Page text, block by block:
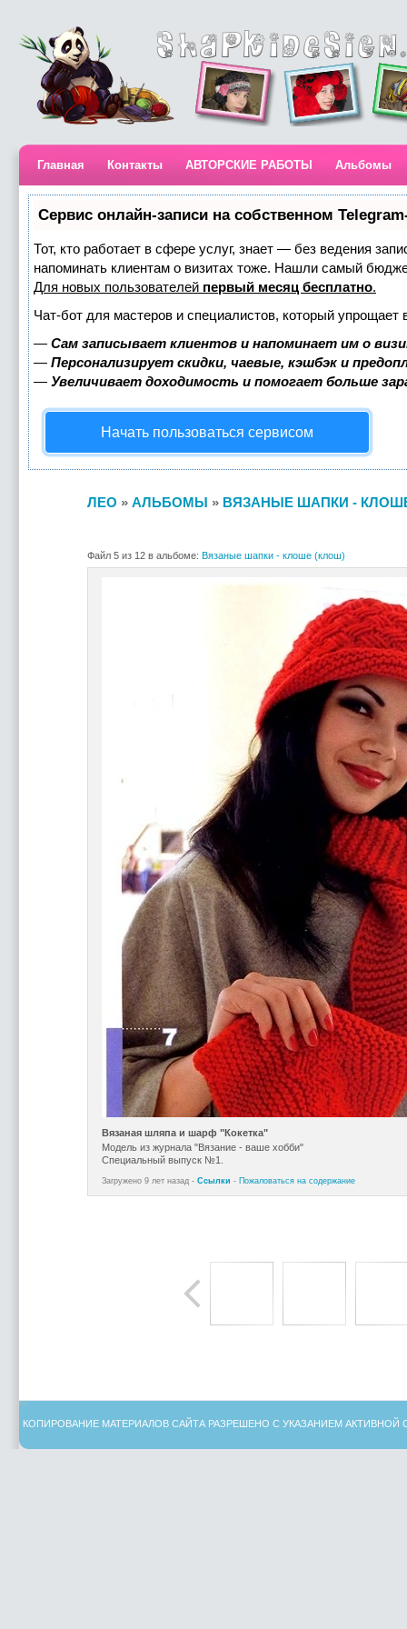
Главная Контакты АВТОРСКИЕ РАБОТЫ Альбомы
Сервис онлайн-записи на собственном
Тот, кто работает в сфере услуг, знает — без ведения
напоминать клиентам о визитах тоже. Нашли самый
Для новых пользователей первый месяц бесплатно.
Чат-бот для мастеров и специалистов, который упрощает
— Сам записывает клиентов и напоминает им о
— Персонализирует скидки, чаевые, кэшбэк и
— Увеличивает доходимость и помогает больше
Начать пользоваться сервисом
ЛЕО » АЛЬБОМЫ » ВЯЗАНЫЕ ШАПКИ -
Файл 5 из 12 в альбоме: Вязаные шапки - клоше (клош)
Вязаная шляпа и шарф "Кокетка"
Модель из журнала "Вязание - ваше хобби"
Специальный выпуск №1.
Загружено 9 лет назад - Ссылки - Пожаловаться на содержание
КОПИРОВАНИЕ МАТЕРИАЛОВ САЙТА РАЗРЕШЕНО С УКАЗАНИЕМ АКТИВНОЙ